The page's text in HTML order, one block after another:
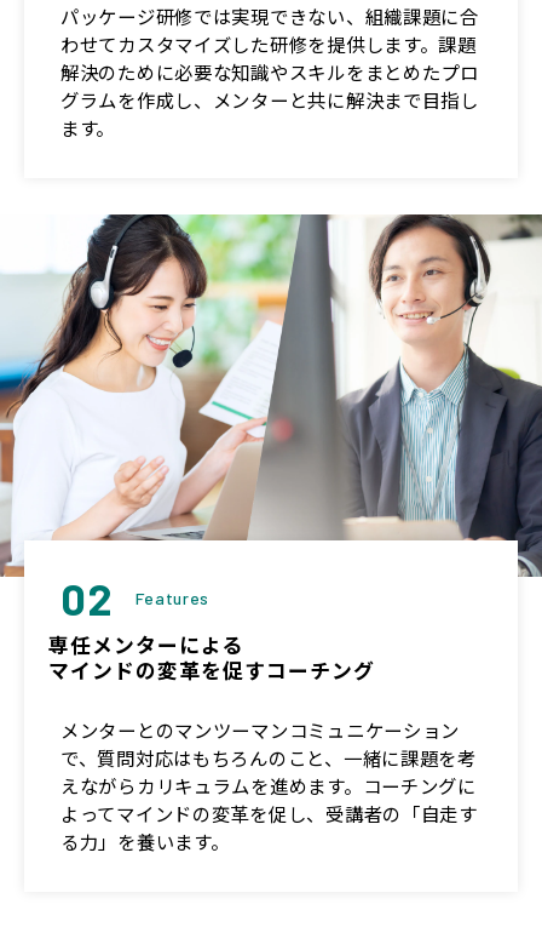
パッケージ研修では実現できない、組織課題に合
わせてカスタマイズした研修を提供します。課題
解決のために必要な知識やスキルをまとめたプロ
グラムを作成し、メンターと共に解決まで目指し
ます。
02 Features
専任メンターによる
マインドの変革を促すコーチング
メンターとのマンツーマンコミュニケーション
で、質問対応はもちろんのこと、一緒に課題を考
えながらカリキュラムを進めます。コーチングに
よってマインドの変革を促し、受講者の「自走す
る力」を養います。